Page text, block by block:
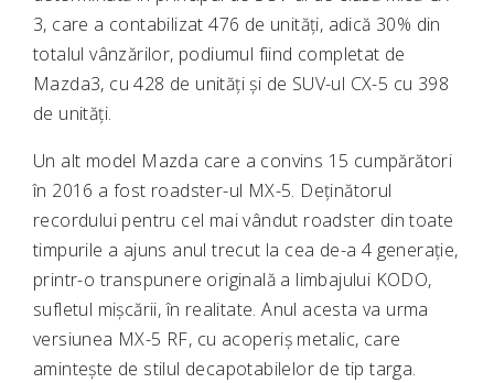
3, care a contabilizat 476 de unități, adică 30% din
totalul vânzărilor, podiumul fiind completat de
Mazda3, cu 428 de unități și de SUV-ul CX-5 cu 398
de unități.
Un alt model Mazda care a convins 15 cumpărători
în 2016 a fost roadster-ul MX-5. Deținătorul
recordului pentru cel mai vândut roadster din toate
timpurile a ajuns anul trecut la cea de-a 4 generație,
printr-o transpunere originală a limbajului KODO,
sufletul mișcării, în realitate. Anul acesta va urma
versiunea MX-5 RF, cu acoperiș metalic, care
amintește de stilul decapotabilelor de tip targa.